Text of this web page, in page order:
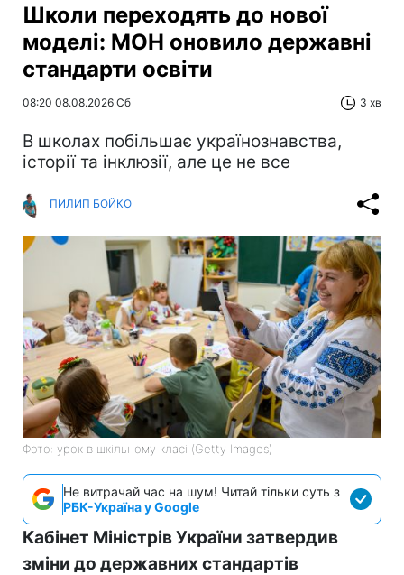
Школи переходять до нової
моделі: МОН оновило державні
стандарти освіти
08:20 08.08.2026 Сб 3 хв
В школах побільшає українознавства,
історії та інклюзії, але це не все
ПИЛИП БОЙКО
Фото: урок в шкільному класі (Getty Images)
Не витрачай час на шум! Читай тільки суть з
РБК-Україна у Google
Кабінет Міністрів України затвердив
зміни до державних стандартів